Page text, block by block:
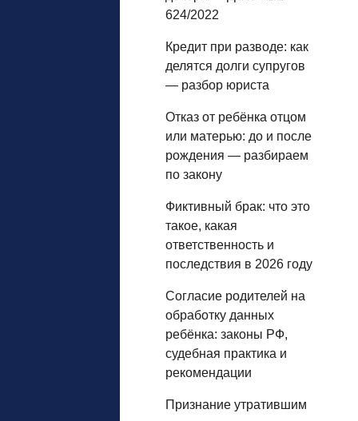
624/2022
Кредит при разводе: как
делятся долги супругов
— разбор юриста
Отказ от ребёнка отцом
или матерью: до и после
рождения — разбираем
по закону
Фиктивный брак: что это
такое, какая
ответственность и
последствия в 2026 году
Согласие родителей на
обработку данных
ребёнка: законы РФ,
судебная практика и
рекомендации
Признание утратившим